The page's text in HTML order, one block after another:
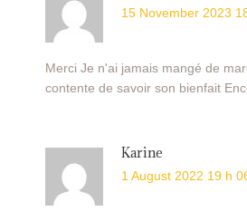
15 November 2023
Merci Je n'ai jamais mangé de
contente de savoir son bienfait
Karine
1 August 2022 19 h